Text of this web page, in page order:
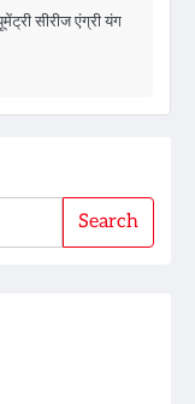
सीरीज एंग्री यंग
Search